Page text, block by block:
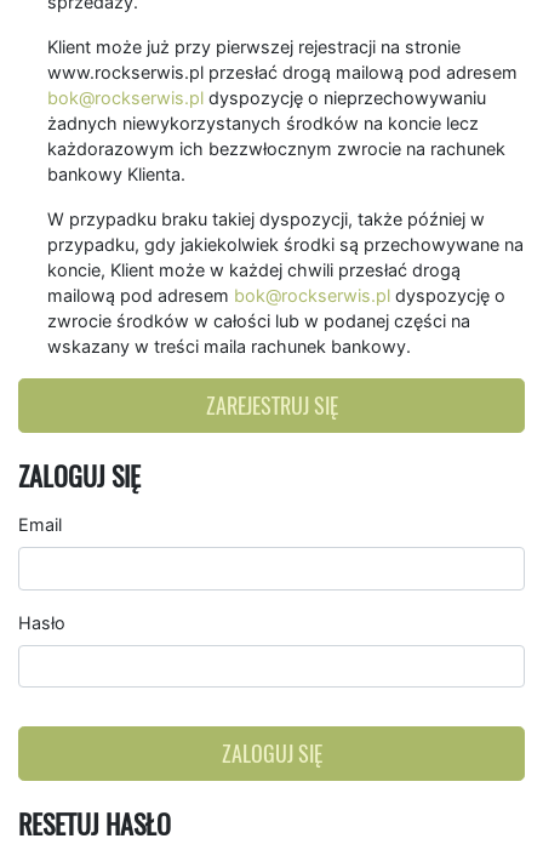
Klient może już przy pierwszej rejestracji na stronie
www.rockserwis.pl przesłać drogą mailową pod adresem
bok@rockserwis.pl dyspozycję o nieprzechowywaniu
żadnych niewykorzystanych środków na koncie lecz
każdorazowym ich bezzwłocznym zwrocie na rachunek
bankowy Klienta.
W przypadku braku takiej dyspozycji, także później w
przypadku, gdy jakiekolwiek środki są przechowywane na
koncie, Klient może w każdej chwili przesłać drogą
mailową pod adresem bok@rockserwis.pl dyspozycję o
zwrocie środków w całości lub w podanej części na
wskazany w treści maila rachunek bankowy.
ZAREJESTRUJ SIĘ
ZALOGUJ SIĘ
Email
Hasło
ZALOGUJ SIĘ
RESETUJ HASŁO